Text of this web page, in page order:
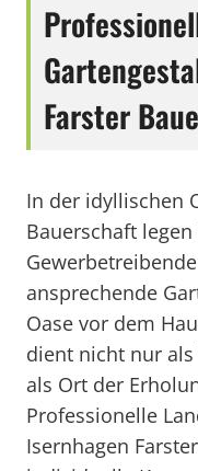
Farster
In der idyllischen
Bauerschaft
ansprechende
Oase vor dem
dient nicht nur
als Ort der
Professionelle
Isernhagen